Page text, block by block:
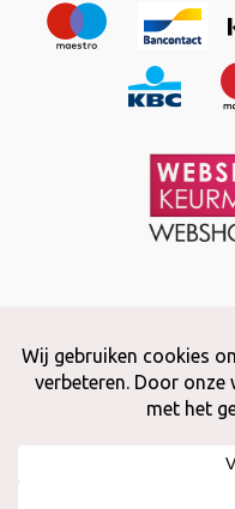
Copyright
Adax BV - 0032 (0)50 66 56